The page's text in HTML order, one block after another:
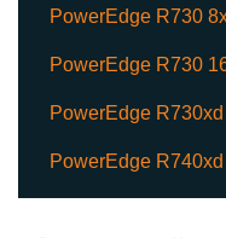
PowerEdge R730
PowerEdge R730
PowerEdge
PowerEdge